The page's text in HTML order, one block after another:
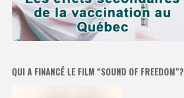
QUI A FINANCÉ LE FILM “SOUND OF FREEDOM”?